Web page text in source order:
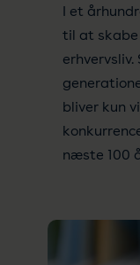
I et
til at
bliver kun
næste 100